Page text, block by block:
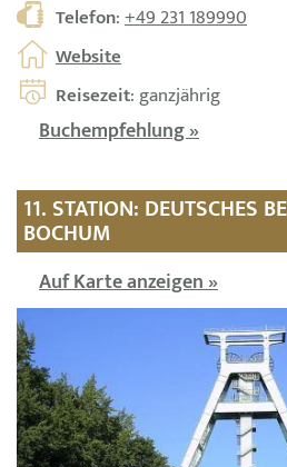
Telefon:+49 231 189990
Website
Reisezeit: ganzjährig
Buchempfehlung »
11. STATION: DEUTSCHES
BOCHUM
Auf Karte anzeigen »